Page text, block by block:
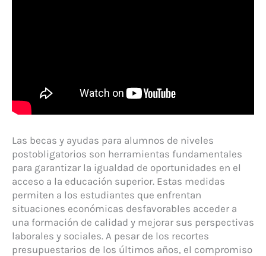
Las becas y ayudas para alumnos de niveles
postobligatorios son herramientas fundamentales
para garantizar la igualdad de oportunidades en el
acceso a la educación superior. Estas medidas
permiten a los estudiantes que enfrentan
situaciones económicas desfavorables acceder a
una formación de calidad y mejorar sus perspectivas
laborales y sociales. A pesar de los recortes
presupuestarios de los últimos años, el compromiso